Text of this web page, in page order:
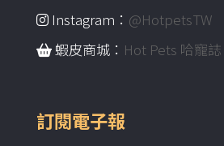
Instagram： @HotpetsTW
蝦皮商城： Hot Pets 哈寵
訂閱電子報